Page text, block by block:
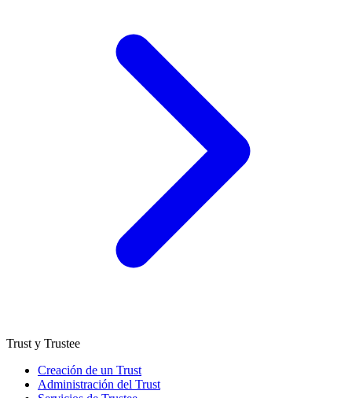
Trust y Trustee
Creación de un Trust
Administración del Trust